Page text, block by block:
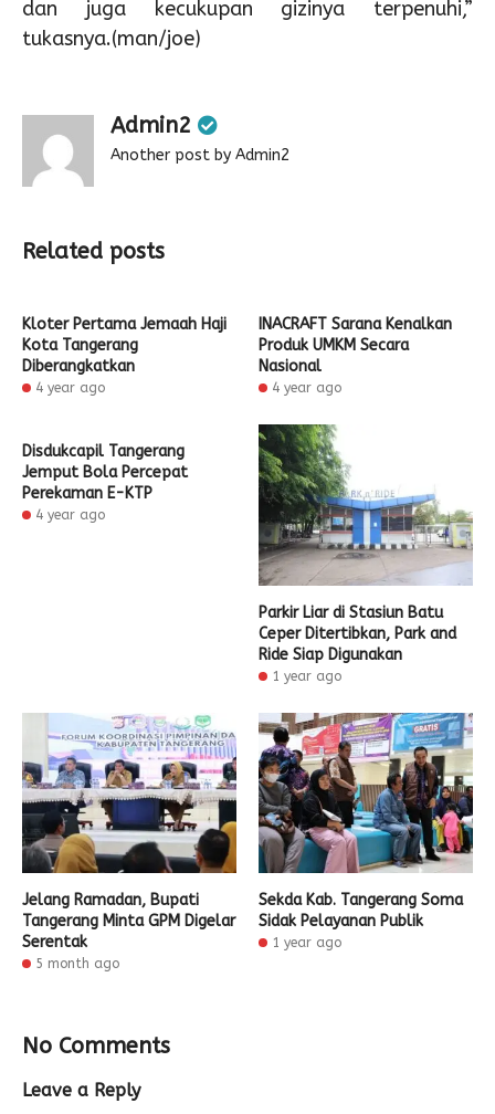
dan juga kecukupan gizinya terpenuhi,”
tukasnya.(man/joe)
Admin2
Another post by Admin2
Related posts
Kloter Pertama Jemaah Haji
Kota Tangerang
Diberangkatkan
4 year ago
INACRAFT Sarana Kenalkan
Produk UMKM Secara
Nasional
4 year ago
Disdukcapil Tangerang
Jemput Bola Percepat
Perekaman E-KTP
4 year ago
Parkir Liar di Stasiun Batu
Ceper Ditertibkan, Park and
Ride Siap Digunakan
1 year ago
Jelang Ramadan, Bupati
Tangerang Minta GPM Digelar
Serentak
5 month ago
Sekda Kab. Tangerang Soma
Sidak Pelayanan Publik
1 year ago
No Comments
Leave a Reply